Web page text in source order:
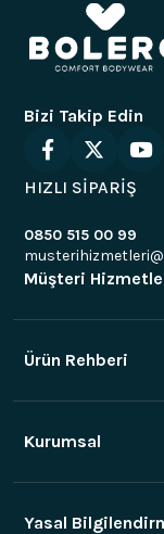
Bizi Takip Edin
HIZLI SİPARİŞ
0850 515 00 99
Müşteri
Ürün Rehberi
Kurumsal
Yasal